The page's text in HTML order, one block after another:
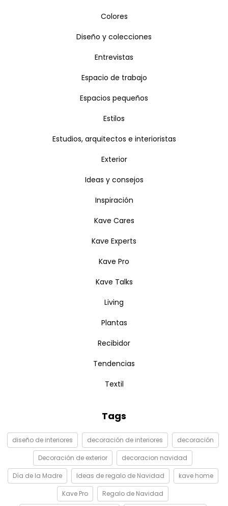
Colores
Diseño y colecciones
Entrevistas
Espacio de trabajo
Espacios pequeños
Estilos
Estudios, arquitectos e interioristas
Exterior
Ideas y consejos
Inspiración
Kave Cares
Kave Experts
Kave Pro
Kave Talks
Living
Plantas
Recibidor
Tendencias
Textil
Tags
diseño de interiores decoración de interiores decoración
Decoración de exterior decoracion navidad
Día de la Madre Ideas de regalo de Navidad kave home
Kave Pro Regalo de Navidad